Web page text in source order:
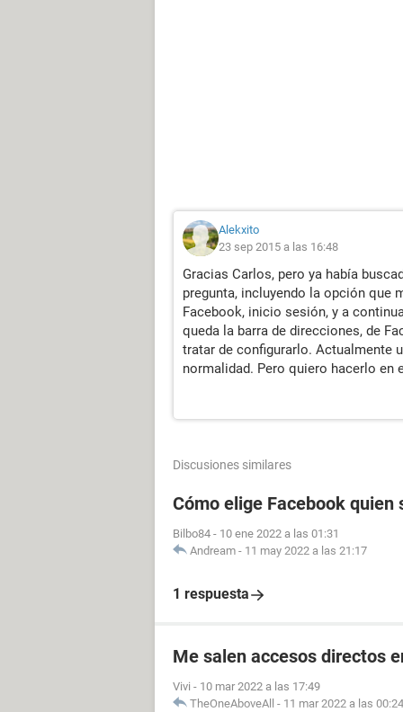
Alekxito
23 sep 2015 a las 16:48
Gracias Carlos, pero ya había
pregunta, incluyendo la opción que
Facebook, inicio sesión, y a
queda la barra de direcciones, de
tratar de configurarlo. Actualmente
normalidad. Pero quiero hacerlo en
Discusiones similares
Cómo elige Facebook
Bilbo84 - 10 ene 2022 a las 01:31
Andream - 11 may 2022 a las 21:17
1 respuesta
Me salen accesos directos
Vivi - 10 mar 2022 a las 17:49
TheOneAboveAll - 11 mar 2022 a las 00:24